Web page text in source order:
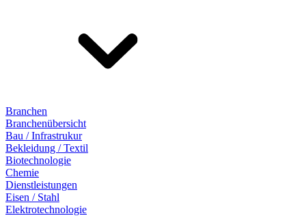
Branchen
Branchenübersicht
Bau / Infrastrukur
Bekleidung / Textil
Biotechnologie
Chemie
Dienstleistungen
Eisen / Stahl
Elektrotechnologie